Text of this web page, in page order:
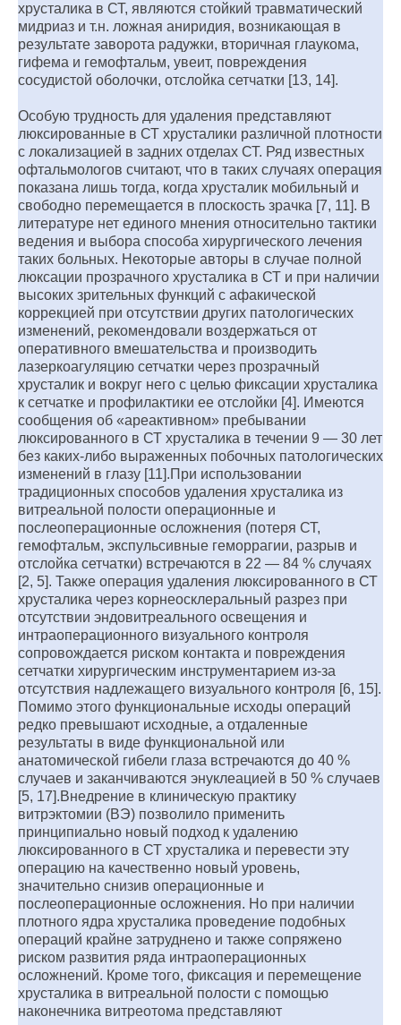
хрусталика в СТ, являются стойкий травматический
мидриаз и т.н. ложная аниридия, возникающая в
результате заворота радужки, вторичная глаукома,
гифема и гемофтальм, увеит, повреждения
сосудистой оболочки, отслойка сетчатки [13, 14].
Особую трудность для удаления представляют
люксированные в СТ хрусталики различной плотности
с локализацией в задних отделах СТ. Ряд известных
офтальмологов считают, что в таких случаях операция
показана лишь тогда, когда хрусталик мобильный и
свободно перемещается в плоскость зрачка [7, 11]. В
литературе нет единого мнения относительно тактики
ведения и выбора способа хирургического лечения
таких больных. Некоторые авторы в случае полной
люксации прозрачного хрусталика в СТ и при наличии
высоких зрительных функций с афакической
коррекцией при отсутствии других патологических
изменений, рекомендовали воздержаться от
оперативного вмешательства и производить
лазеркоагуляцию сетчатки через прозрачный
хрусталик и вокруг него с целью фиксации хрусталика
к сетчатке и профилактики ее отслойки [4]. Имеются
сообщения об «ареактивном» пребывании
люксированного в СТ хрусталика в течении 9 — 30 лет
без каких-либо выраженных побочных патологических
изменений в глазу [11].При использовании
традиционных способов удаления хрусталика из
витреальной полости операционные и
послеоперационные осложнения (потеря СТ,
гемофтальм, экспульсивные геморрагии, разрыв и
отслойка сетчатки) встречаются в 22 — 84 % случаях
[2, 5]. Также операция удаления люксированного в СТ
хрусталика через корнеосклеральный разрез при
отсутствии эндовитреального освещения и
интраоперационного визуального контроля
сопровождается риском контакта и повреждения
сетчатки хирургическим инструментарием из-за
отсутствия надлежащего визуального контроля [6, 15].
Помимо этого функциональные исходы операций
редко превышают исходные, а отдаленные
результаты в виде функциональной или
анатомической гибели глаза встречаются до 40 %
случаев и заканчиваются энуклеацией в 50 % случаев
[5, 17].Внедрение в клиническую практику
витрэктомии (ВЭ) позволило применить
принципиально новый подход к удалению
люксированного в СТ хрусталика и перевести эту
операцию на качественно новый уровень,
значительно снизив операционные и
послеоперационные осложнения. Но при наличии
плотного ядра хрусталика проведение подобных
операций крайне затруднено и также сопряжено
риском развития ряда интраоперационных
осложнений. Кроме того, фиксация и перемещение
хрусталика в витреальной полости с помощью
наконечника витреотома представляют